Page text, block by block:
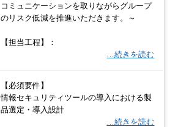
コミュニケーションを取りながらグループ
のリスク低減を推進いただきます。～
【担当工程】：
…続きを読む
【必須要件】
情報セキュリティツールの導入における製
品選定・導入設計
…続きを読む